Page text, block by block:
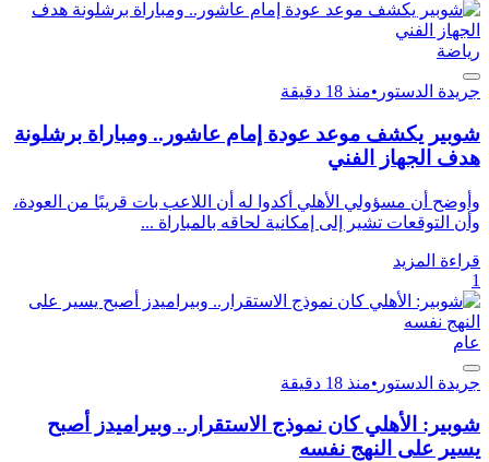
رياضة
جريدة الدستور •منذ 18 دقيقة
شوبير يكشف موعد عودة إمام عاشور.. ومباراة برشلونة
هدف الجهاز الفني
وأوضح أن مسؤولي الأهلي أكدوا له أن اللاعب بات قريبًا من العودة،
وأن التوقعات تشير إلى إمكانية لحاقه بالمباراة ...
قراءة المزيد
1
عام
جريدة الدستور •منذ 18 دقيقة
شوبير: الأهلي كان نموذج الاستقرار.. وبيراميدز أصبح
يسير على النهج نفسه